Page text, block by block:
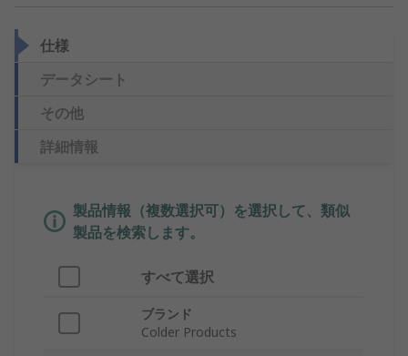
仕様
データシート
その他
詳細情報
製品情報（複数選択可）を選択して、類似
製品を検索します。
すべて選択
ブランド
Colder Products